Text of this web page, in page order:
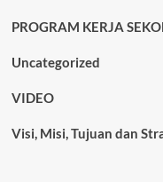
PROGRAM KERJA
Uncategorized
VIDEO
Visi, Misi, Tujuan dan